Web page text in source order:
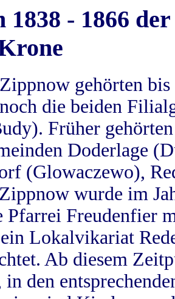
1838 - 1866
gehörten
die beiden
Früher
Doderlage
(Glowaczewo),
wurde im
Pfarrei Freudenfier
Lokalvikariat
Ab diesem
in den